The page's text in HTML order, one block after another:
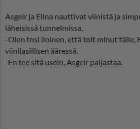
Asgeir ja Elina nauttivat viinistä ja
läheisissä tunnelmissa.
-Olen tosi iloinen, että toit minut tälle,
viinilasillisen ääressä.
-En tee sitä usein, Asgeir paljastaa.